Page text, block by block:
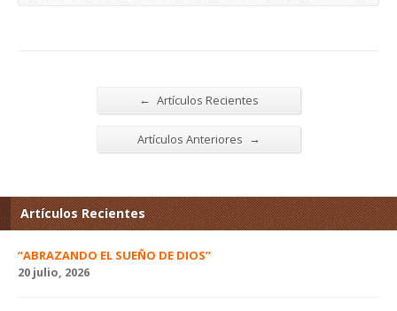
← Artículos Recientes
Artículos Anteriores →
Artículos Recientes
“ABRAZANDO EL SUEÑO DE DIOS”
20 julio, 2026